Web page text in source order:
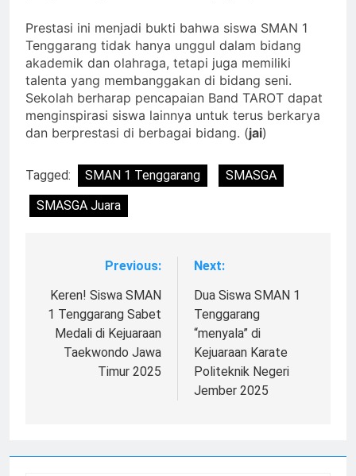
Prestasi ini menjadi bukti bahwa siswa SMAN 1
Tenggarang tidak hanya unggul dalam bidang
akademik dan olahraga, tetapi juga memiliki
talenta yang membanggakan di bidang seni.
Sekolah berharap pencapaian Band TAROT dapat
menginspirasi siswa lainnya untuk terus berkarya
dan berprestasi di berbagai bidang. (jai)
Tagged: SMAN 1 Tenggarang
SMASGA
SMASGA Juara
Navigasi
pos
Previous:
Keren! Siswa SMAN
1 Tenggarang Sabet
Medali di Kejuaraan
Taekwondo Jawa
Timur 2025
Next:
Dua Siswa SMAN 1
Tenggarang
“menyala” di
Kejuaraan Karate
Politeknik Negeri
Jember 2025